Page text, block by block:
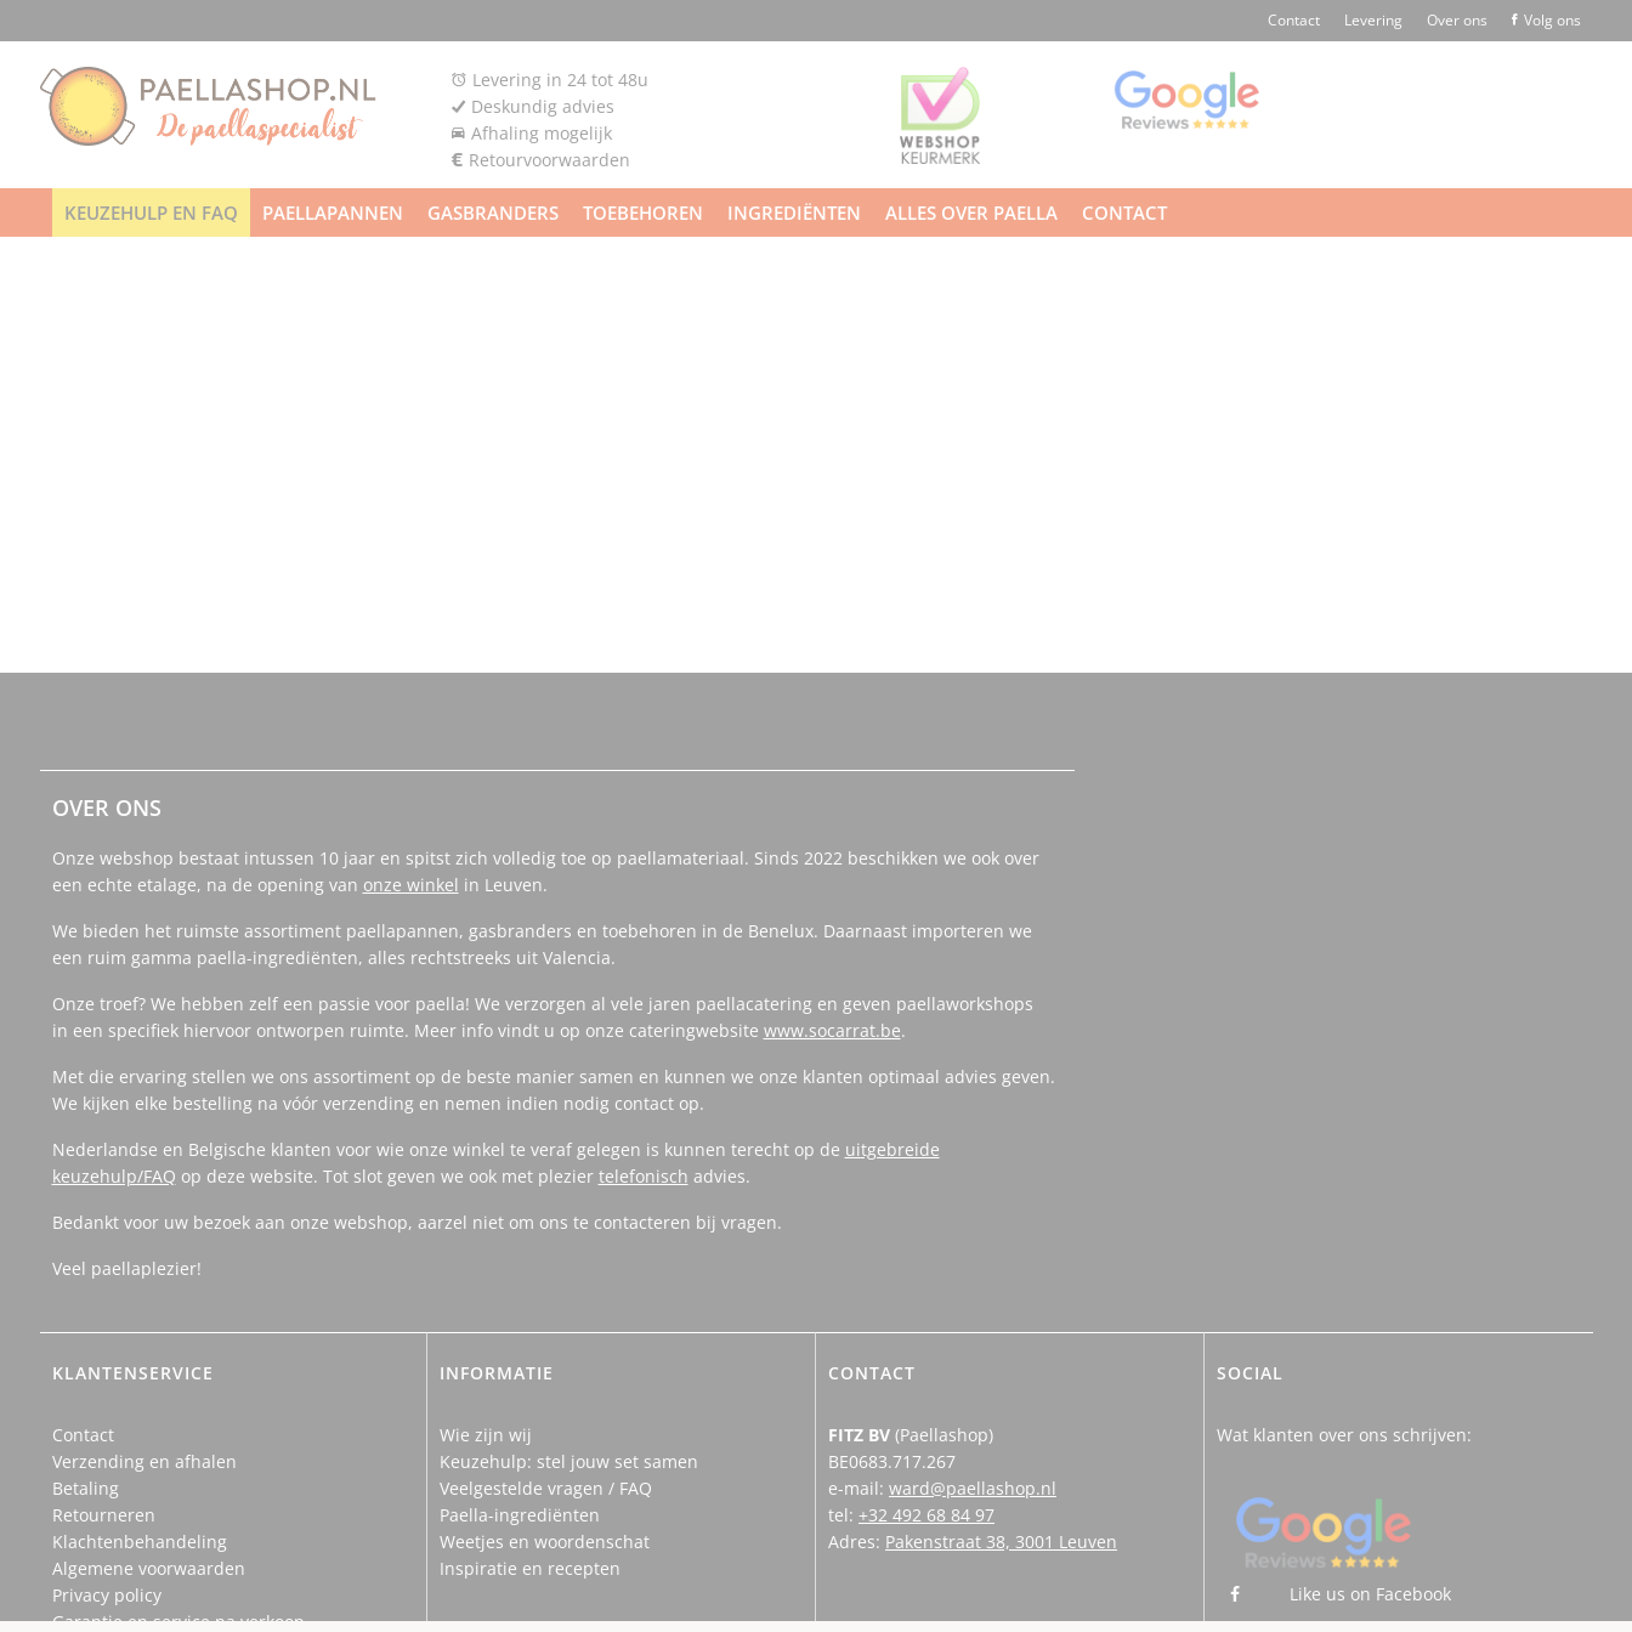
Contact Levering Over ons Volg ons
Levering in 24 tot 48u
Deskundig advies
Afhaling mogelijk
Retourvoorwaarden
KEUZEHULP EN FAQ PAELLAPANNEN GASBRANDERS TOEBEHOREN INGREDIËNTEN ALLES OVER PAELLA CONTACT
OVER ONS
Onze webshop bestaat intussen 10 jaar en spitst zich volledig toe op paellamateriaal. Sinds 2022 beschikken we ook over
een echte etalage, na de opening van onze winkel in Leuven.
We bieden het ruimste assortiment paellapannen, gasbranders en toebehoren in de Benelux. Daarnaast importeren we
een ruim gamma paella-ingrediënten, alles rechtstreeks uit Valencia.
Onze troef? We hebben zelf een passie voor paella! We verzorgen al vele jaren paellacatering en geven paellaworkshops
in een specifiek hiervoor ontworpen ruimte. Meer info vindt u op onze cateringwebsite www.socarrat.be.
Met die ervaring stellen we ons assortiment op de beste manier samen en kunnen we onze klanten optimaal advies geven.
We kijken elke bestelling na vóór verzending en nemen indien nodig contact op.
Nederlandse en Belgische klanten voor wie onze winkel te veraf gelegen is kunnen terecht op de uitgebreide
keuzehulp/FAQ op deze website. Tot slot geven we ook met plezier telefonisch advies.
Bedankt voor uw bezoek aan onze webshop, aarzel niet om ons te contacteren bij vragen.
Veel paellaplezier!
KLANTENSERVICE
Contact
Verzending en afhalen
Betaling
Retourneren
Klachtenbehandeling
Algemene voorwaarden
Privacy policy
Garantie en service na verkoop
INFORMATIE
Wie zijn wij
Keuzehulp: stel jouw set samen
Veelgestelde vragen / FAQ
Paella-ingrediënten
Weetjes en woordenschat
Inspiratie en recepten
CONTACT
FITZ BV (Paellashop)
BE0683.717.267
e-mail: ward@paellashop.nl
tel: +32 492 68 84 97
Adres: Pakenstraat 38, 3001 Leuven
SOCIAL
Wat klanten over ons schrijven:
Like us on Facebook